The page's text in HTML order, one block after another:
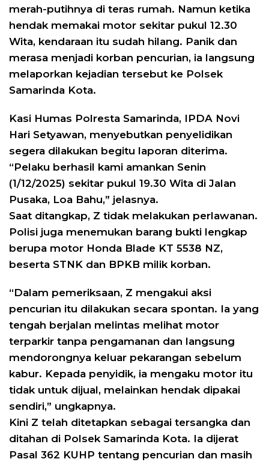
merah-putihnya di teras rumah. Namun ketika
hendak memakai motor sekitar pukul 12.30
Wita, kendaraan itu sudah hilang. Panik dan
merasa menjadi korban pencurian, ia langsung
melaporkan kejadian tersebut ke Polsek
Samarinda Kota.
Kasi Humas Polresta Samarinda, IPDA Novi
Hari Setyawan, menyebutkan penyelidikan
segera dilakukan begitu laporan diterima.
“Pelaku berhasil kami amankan Senin
(1/12/2025) sekitar pukul 19.30 Wita di Jalan
Pusaka, Loa Bahu,” jelasnya.
Saat ditangkap, Z tidak melakukan perlawanan.
Polisi juga menemukan barang bukti lengkap
berupa motor Honda Blade KT 5538 NZ,
beserta STNK dan BPKB milik korban.
“Dalam pemeriksaan, Z mengakui aksi
pencurian itu dilakukan secara spontan. Ia yang
tengah berjalan melintas melihat motor
terparkir tanpa pengamanan dan langsung
mendorongnya keluar pekarangan sebelum
kabur. Kepada penyidik, ia mengaku motor itu
tidak untuk dijual, melainkan hendak dipakai
sendiri,” ungkapnya.
Kini Z telah ditetapkan sebagai tersangka dan
ditahan di Polsek Samarinda Kota. Ia dijerat
Pasal 362 KUHP tentang pencurian dan masih